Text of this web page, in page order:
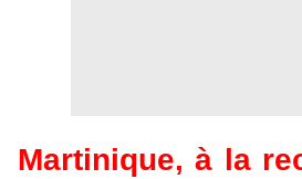
Martinique, à la